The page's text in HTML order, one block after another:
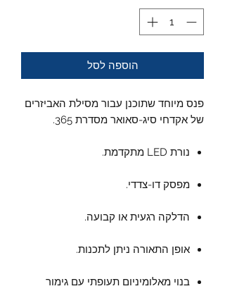
הוספה לסל
פנס מיוחד שתוכנן עבור מסילת האביזרים
של אקדחי סיג-סאואר מסדרת 365.
נורת LED מתקדמת.
מפסק דו-צדדי.
הדלקה רגעית או קבועה.
אופן התאורה ניתן לתכנות.
בנוי מאלומיניום תעופתי עם גימור